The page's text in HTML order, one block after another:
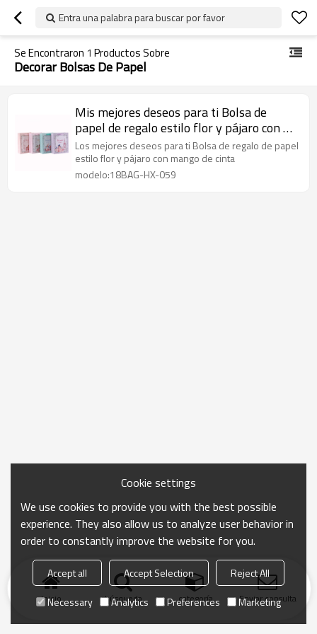
Entra una palabra para buscar por favor
Se Encontraron 1 Productos Sobre
Decorar Bolsas De Papel
Mis mejores deseos para ti Bolsa de
papel de regalo estilo flor y pájaro con 4
diseños surtidos en embalaje de palanca
Los mejores deseos para ti Bolsa de regalo de papel
estilo flor y pájaro con mango de cinta
modelo:18BAG-HX-059
Inicio búsqueda categoría Enviar consulta
Cookie settings
We use cookies to provide you with the best possible
experience. They also allow us to analyze user behavior in
order to constantly improve the website for you.
Accept all Accept Selection
Reject All
Necessary
Analytics Preferences Marketing